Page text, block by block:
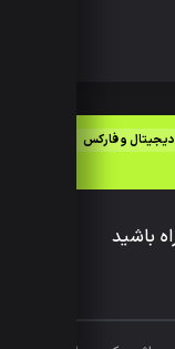
و فارکس
باشید